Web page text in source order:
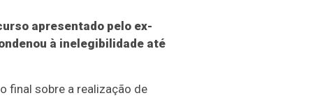
apresentado pelo ex-
à inelegibilidade até
final sobre a realização de